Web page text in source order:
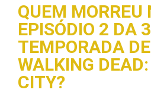
QUEM MORREU
EPISÓDIO 2 DA
TEMPORADA
WALKING
CITY?